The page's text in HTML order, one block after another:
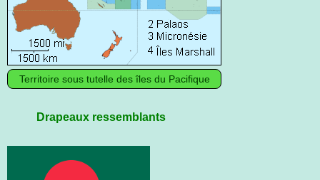
Territoire sous tutelle des îles du Pacifique
Drapeaux ressemblants